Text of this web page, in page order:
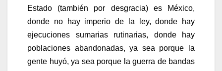
Estado (también por desgracia) es México,
donde no hay imperio de la ley, donde hay
ejecuciones sumarias rutinarias, donde hay
poblaciones abandonadas, ya sea porque la
gente huyó, ya sea porque la guerra de bandas